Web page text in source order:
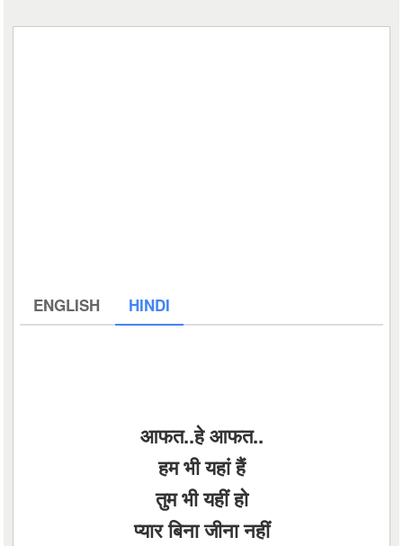
ENGLISH HINDI
आफत..हे आफत..
हम भी यहां हैं
तुम भी यहीं हो
प्यार बिना जीना नहीं